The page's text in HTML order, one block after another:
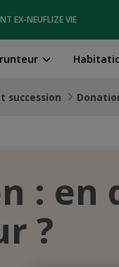
EX-NEUFLIZE VIE
succession
: en
?